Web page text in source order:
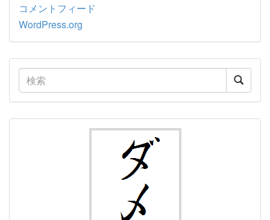
コメントフィード
WordPress.org